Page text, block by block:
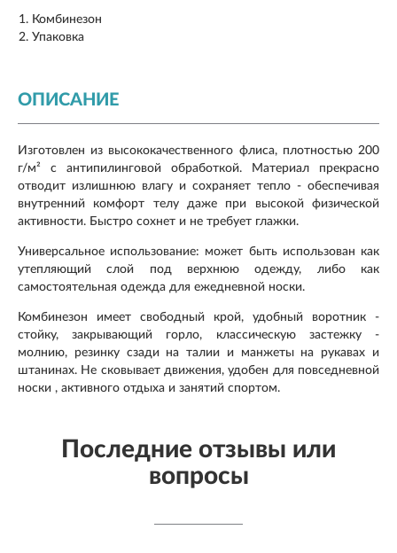
Комбинезон
Упаковка
ОПИСАНИЕ
Изготовлен из высококачественного флиса, плотностью 200
г/м² с антипилинговой обработкой. Материал прекрасно
отводит излишнюю влагу и сохраняет тепло - обеспечивая
внутренний комфорт телу даже при высокой физической
активности. Быстро сохнет и не требует глажки.
Универсальное использование: может быть использован как
утепляющий слой под верхнюю одежду, либо как
самостоятельная одежда для ежедневной носки.
Комбинезон имеет свободный крой, удобный воротник -
стойку, закрывающий горло, классическую застежку -
молнию, резинку сзади на талии и манжеты на рукавах и
штанинах. Не сковывает движения, удобен для повседневной
носки , активного отдыха и занятий спортом.
Последние отзывы или
вопросы